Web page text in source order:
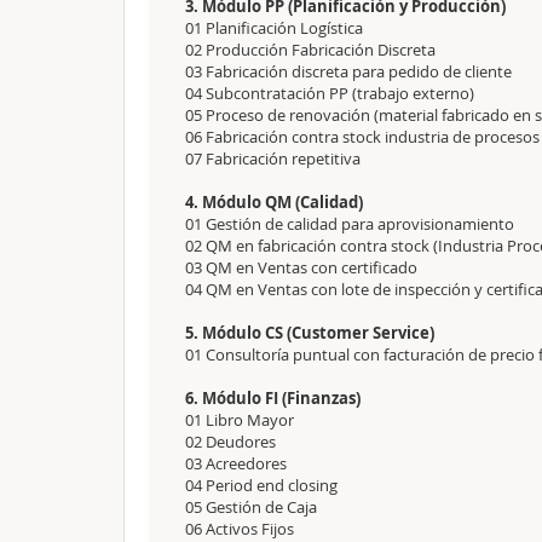
3. Módulo PP (Planificación y Producción)
01 Planificación Logística
02 Producción Fabricación Discreta
03 Fabricación discreta para pedido de cliente
04 Subcontratación PP (trabajo externo)
05 Proceso de renovación (material fabricado en
06 Fabricación contra stock industria de procesos
07 Fabricación repetitiva
4. Módulo QM (Calidad)
01 Gestión de calidad para aprovisionamiento
02 QM en fabricación contra stock (Industria
03 QM en Ventas con certificado
04 QM en Ventas con lote de inspección y
5. Módulo CS (Customer Service)
01 Consultoría puntual con facturación de precio
6. Módulo FI (Finanzas)
01 Libro Mayor
02 Deudores
03 Acreedores
04 Period end closing
05 Gestión de Caja
06 Activos Fijos